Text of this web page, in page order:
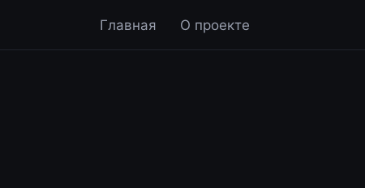
Главная О проекте